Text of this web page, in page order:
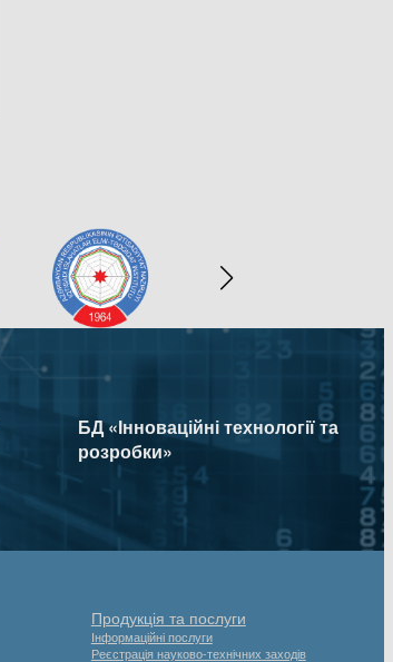
БД «Інноваційні технології та
розробки»
Продукція та послуги
Інформаційні послуги
Реєстрація науково-технічних заходів